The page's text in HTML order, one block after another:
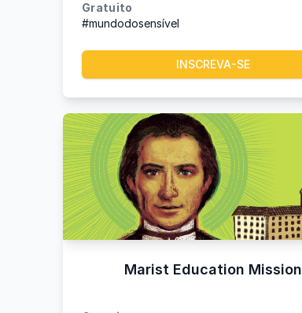
Gratuito
#mundodosensível
INSCREVA-SE
Marist Education Mission